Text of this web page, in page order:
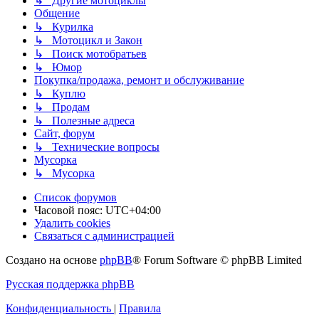
Общение
↳ Курилка
↳ Мотоцикл и Закон
↳ Поиск мотобратьев
↳ Юмор
Покупка/продажа, ремонт и обслуживание
↳ Куплю
↳ Продам
↳ Полезные адреса
Сайт, форум
↳ Технические вопросы
Мусорка
↳ Мусорка
Список форумов
Часовой пояс: UTC+04:00
Удалить cookies
Связаться с администрацией
Создано на основе phpBB® Forum Software © phpBB Limited
Русская поддержка phpBB
Конфиденциальность | Правила